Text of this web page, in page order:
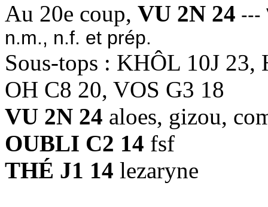
Au 20e coup, VU 2N 24 ---
n.m., n.f. et prép.
Sous-tops : KHÔL 10J
OH C8 20, VOS G3 18
VU 2N 24 aloes, gizou,
OUBLI C2 14 fsf
THÉ J1 14 lezaryne